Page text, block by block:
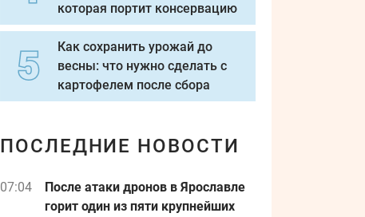
которая портит консервацию
Как сохранить урожай до
весны: что нужно сделать с
картофелем после сбора
ПОСЛЕДНИЕ НОВОСТИ
07:04
После атаки дронов в Ярославле
горит один из пяти крупнейших